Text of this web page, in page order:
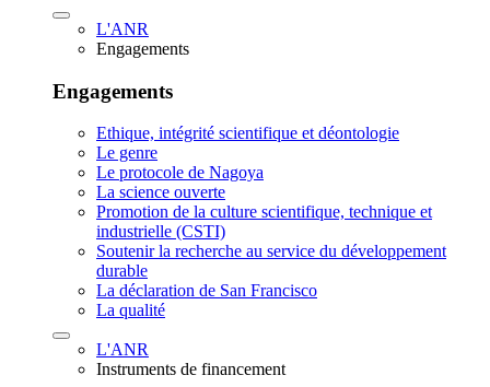
L'ANR
Engagements
Engagements
Ethique, intégrité scientifique et déontologie
Le genre
Le protocole de Nagoya
La science ouverte
Promotion de la culture scientifique, technique et
industrielle (CSTI)
Soutenir la recherche au service du développement
durable
La déclaration de San Francisco
La qualité
L'ANR
Instruments de financement